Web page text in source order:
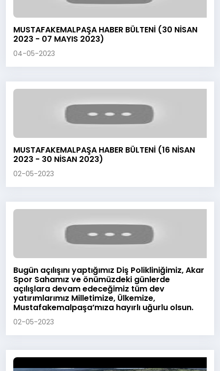
MUSTAFAKEMALPAŞA HABER BÜLTENİ (30 NİSAN
2023 - 07 MAYIS 2023)
04-05-2023
MUSTAFAKEMALPAŞA HABER BÜLTENİ (16 NİSAN
2023 - 30 NİSAN 2023)
02-05-2023
Bugün açılışını yaptığımız Diş Polikliniğimiz, Akar
Spor Sahamız ve önümüzdeki günlerde
açılışlara devam edeceğimiz tüm dev
yatırımlarımız Milletimize, Ülkemize,
Mustafakemalpaşa’mıza hayırlı uğurlu olsun.
02-05-2023